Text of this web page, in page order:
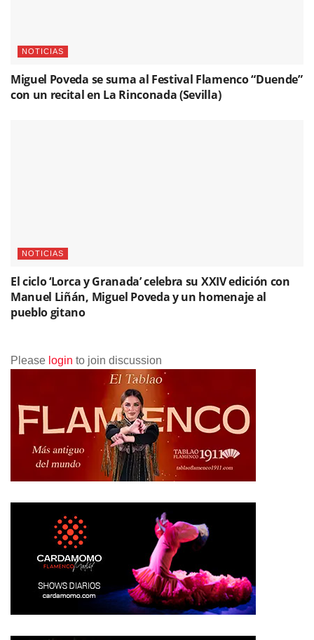
NOTICIAS
Miguel Poveda se suma al Festival Flamenco “Duende”
con un recital en La Rinconada (Sevilla)
NOTICIAS
El ciclo ‘Lorca y Granada’ celebra su XXIV edición con
Manuel Liñán, Miguel Poveda y un homenaje al
pueblo gitano
Please login to join discussion